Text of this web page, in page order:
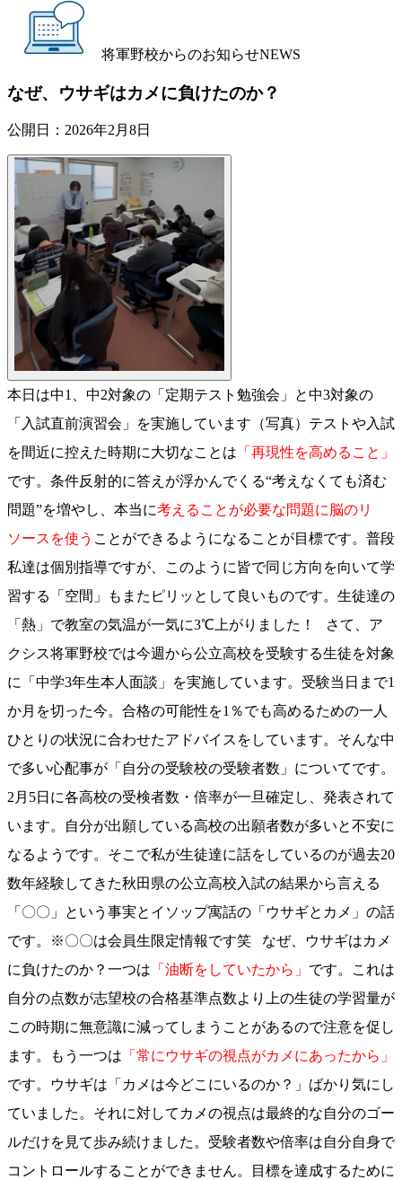
将軍野校からのお知らせNEWS
なぜ、ウサギはカメに負けたのか？
公開日： 2026年2月8日
本日は中1、中2対象の「定期テスト勉強会」と中3対象の
「入試直前演習会」を実施しています（写真）テストや入試
を間近に控えた時期に大切なことは 「再現性を高めること」
です。条件反射的に答えが浮かんでくる“考えなくても済む
問題”を増やし、本当に考えることが必要な問題に脳のリ
ソースを使う ことができるようになることが目標です。普段
私達は個別指導ですが、このように皆で同じ方向を向いて学
習する「空間」もまたピリッとして良いものです。生徒達の
「熱」で教室の気温が一気に3℃上がりました！ さて、ア
クシス将軍野校では今週から公立高校を受験する生徒を対象
に「中学3年生本人面談」を実施しています。受験当日まで1
か月を切った今。合格の可能性を1％でも高めるための一人
ひとりの状況に合わせたアドバイスをしています。そんな中
で多い心配事が「自分の受験校の受験者数」についてです。
2月5日に各高校の受検者数・倍率が一旦確定し、発表されて
います。自分が出願している高校の出願者数が多いと不安に
なるようです。そこで私が生徒達に話をしているのが過去20
数年経験してきた秋田県の公立高校入試の結果から言える
「〇〇」という事実とイソップ寓話の「ウサギとカメ」の話
です。※〇〇は会員生限定情報です笑 なぜ、ウサギはカメ
に負けたのか？一つは 「油断をしていたから」 です。これは
自分の点数が志望校の合格基準点数より上の生徒の学習量が
この時期に無意識に減ってしまうことがあるので注意を促し
ます。もう一つは 「常にウサギの視点がカメにあったから」
です。ウサギは「カメは今どこにいるのか？」ばかり気にし
ていました。それに対してカメの視点は最終的な自分のゴー
ルだけを見て歩み続けました。受験者数や倍率は自分自身で
コントロールすることができません。目標を達成するために